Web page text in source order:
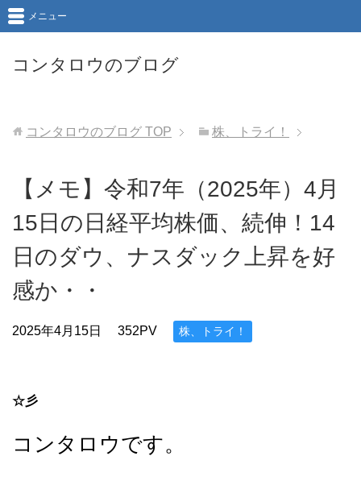
コンタロウのブログ
メニュー
コンタロウのブログ TOP 株、トライ！
【メモ】令和7年（2025年）4月
15日の日経平均株価、続伸！14
日のダウ、ナスダック上昇を好
感か・・
2025年4月15日 352PV 株、トライ！
☆彡
コンタロウです。